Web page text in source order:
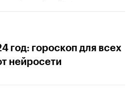
год: гороскоп для всех
нейросети